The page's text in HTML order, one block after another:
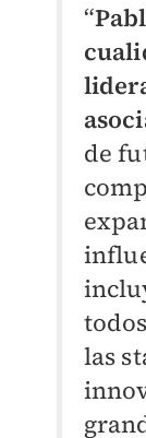
“
de
las